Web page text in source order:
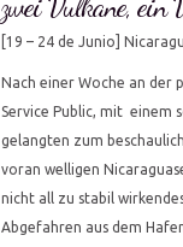
[19 – 24 de Junio]
Nach einer Woche an der
Service Public, mit einem
gelangten zum
voran welligen
nicht all zu stabil
Abgefahren aus dem